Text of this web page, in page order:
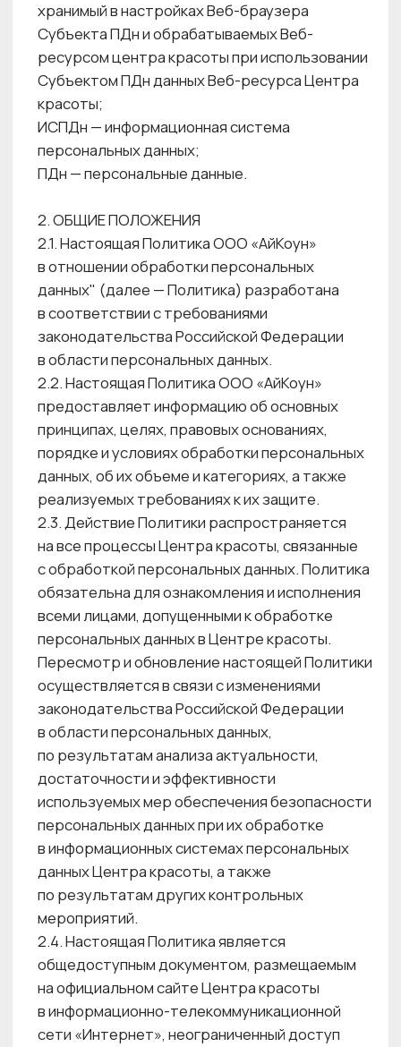
в случае несогласия с ней, могут покинуть
сайт. В этом случае их данные
не обрабатываются.
3.4. Центр красоты использует cookie-файлы,
в том числе обрабатывает сведения
о посетителях Веб- ресурсов, необходимые
для правильной работы Веб-ресурсов
и Мобильных приложений Центра красоты,
и улучшения качества работы Веб-ресурсов
и Мобильных приложений Центра красоты.
и не предоставляет Центру красоты свои
ПДн, если он не согласен с положениями
данного пункта Политики.
3.5. При использовании клиентами Центра
красоты платежных приложений сторонних
поставщиков, используемых в целях
составления и передачи распоряжений
о переводе денежных средств
с использованием электронных средств
Центр красоты обрабатывает сведения (ПДн)
и передает информацию о пользователе
платежных приложений поставщику
платежного приложения, платежной системе
в целях, установленных соглашением
с пользователем и поставщиком платежного
4. ОСНОВНЫЕ ПРИНЦИПЫ ОБРАБОТКИ
ПЕРСОНАЛЬНЫХ ДАННЫХ
4.1. Обработка персональных данных Центра
красоты осуществляется на основе
принципов:
персональных данных;
• добросовестности, как оператора
персональных данных, что достигается путем
выполнения требований законодательства
Российской Федерации в отношении
обработки персональных данных;
• соответствия состава и объема
обрабатываемых персональных данных,
а также способов обработки персональных
данных заявленным целям обработки;
• точности и достаточности, а в необходимых
случаях и актуальности персональных данных
по отношению к заявленным целям
• уничтожения персональных данных
по достижении целей обработки способом,
исключающим возможность
их восстановления (если иное
не предусмотрено законодательством
Российской Федерации);
• недопустимости объединения баз данных,
содержащих персональные данные,
обработка которых осуществляется в целях,
несовместимых между собой.
4.2. Работники Центра красоты, допущенные
к обработке персональных данных, обязаны: